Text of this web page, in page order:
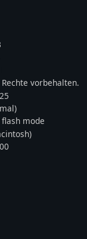
vorbehalten.
mode